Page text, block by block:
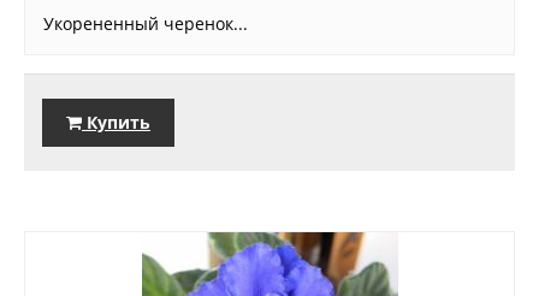
Укорененный черенок...
Купить